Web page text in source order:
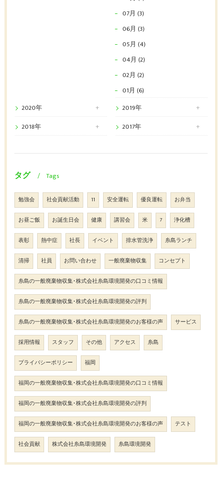
07月 (3)
06月 (3)
05月 (4)
04月 (2)
02月 (2)
01月 (6)
2020年
2019年
2018年
2017年
タグ Tags
勉強会 社会貢献活動 11 安全運転 優良運転 お弁当
お昼ご飯 お誕生日会 健康 講習会 米 7 浄化槽
表彰 熱中症 社長 イベント 排水管洗浄 糸島ランチ
清掃 社員 お問い合わせ 一般廃棄物収集 コンセプト
糸島の一般廃棄物収集･株式会社糸島環境開発の口コミ情報
糸島の一般廃棄物収集･株式会社糸島環境開発の評判
糸島の一般廃棄物収集･株式会社糸島環境開発のお客様の声 サービス
採用情報 スタッフ その他 アクセス 糸島
プライバシーポリシー 福岡
福岡の一般廃棄物収集･株式会社糸島環境開発の口コミ情報
福岡の一般廃棄物収集･株式会社糸島環境開発の評判
福岡の一般廃棄物収集･株式会社糸島環境開発のお客様の声 テスト
社会貢献 株式会社糸島環境開発 糸島環境開発